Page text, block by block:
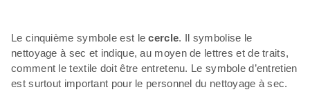
Le cinquième symbole est lecercle. Il symbolise le
nettoyage à sec et indique, au moyen de lettres et de traits,
comment le textile doit être entretenu. Le symbole d’entretien
est surtout important pour le personnel du nettoyage à sec.